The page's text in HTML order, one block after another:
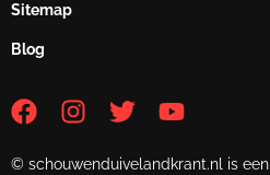
Sitemap
Blog
© schouwenduivelandkrant.nl is een